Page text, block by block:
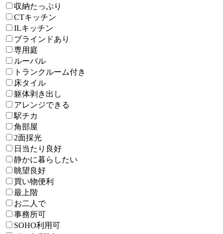
収納たっぷり
CTキッチン
ILキッチン
ブラインドあり
専用庭
ルーバル
トランクルーム付き
床タイル
躯体剥き出し
アレンジできる
駅チカ
角部屋
2面採光
日当たり良好
静かに暮らしたい
眺望良好
買い物便利
最上階
お二人で
事務所可
SOHO利用可